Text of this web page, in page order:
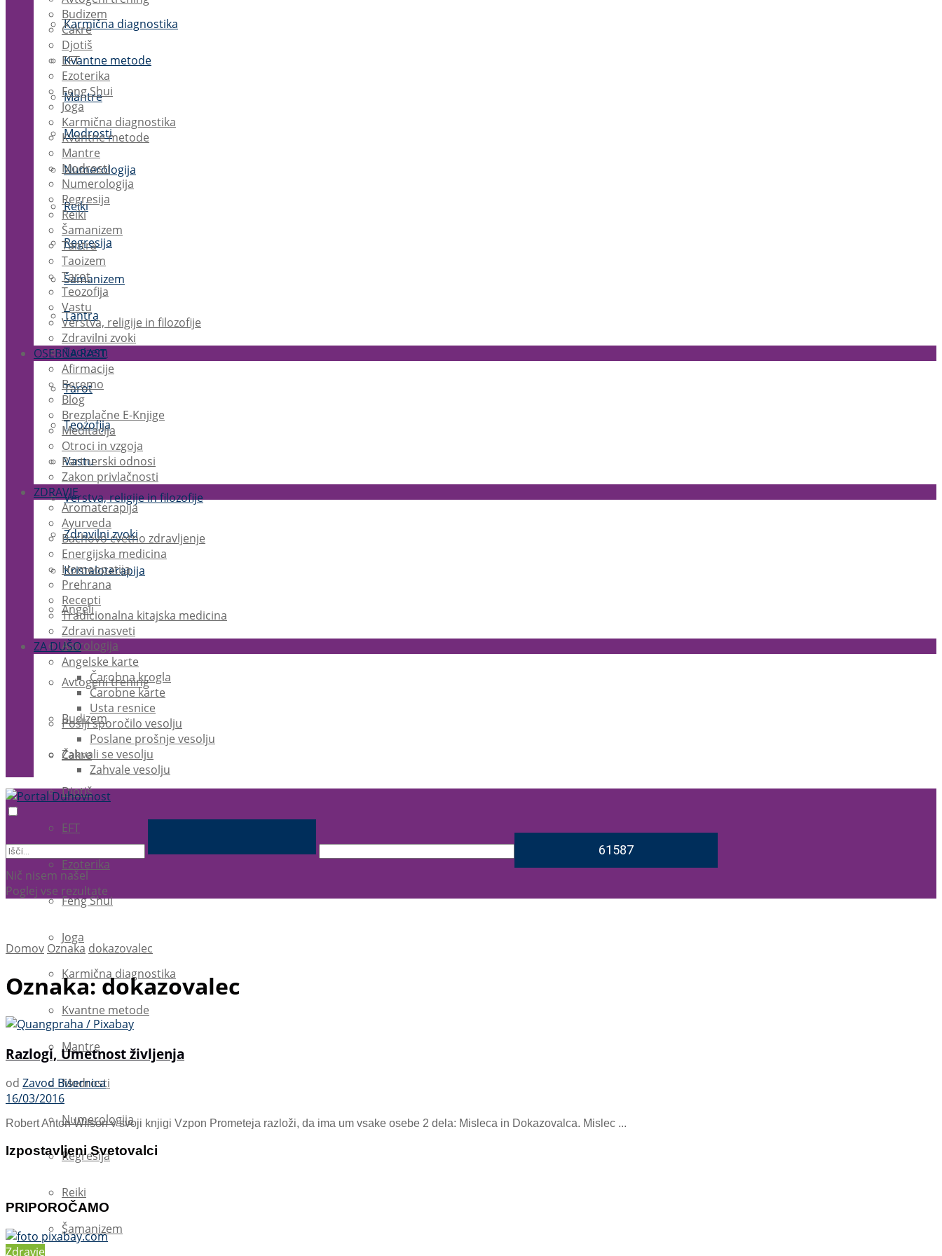
Karmična diagnostika
Kvantne metode
Mantre
Modrosti
Numerologija
Reiki
Regresija
Šamanizem
Tantra
Taoizem
Tarot
Teozofija
Vastu
Verstva, religije in filozofije
Zdravilni zvoki
Kristaloterapija
Angeli
Astrologija
Avtogeni trening
Budizem
Čakre
Djotiš
EFT
Ezoterika
Feng Shui
Joga
Karmična diagnostika
Kvantne metode
Mantre
Modrosti
Numerologija
Regresija
Reiki
Šamanizem
Budizem
Čakre
Djotiš
EFT
Ezoterika
Feng Shui
Joga
Karmična diagnostika
Kvantne metode
Mantre
Modrosti
Numerologija
Regresija
Reiki
Šamanizem
Tantra
Taoizem
Tarot
Teozofija
Vastu
Verstva, religije in filozofije
Zdravilni zvoki
OSEBNA RAST
Afirmacije
Beremo
Blog
Brezplačne E-Knjige
Meditacija
Otroci in vzgoja
Partnerski odnosi
Zakon privlačnosti
ZDRAVJE
Aromaterapija
Ayurveda
Bachovo cvetno zdravljenje
Energijska medicina
Homeopatija
Prehrana
Recepti
Tradicionalna kitajska medicina
Zdravi nasveti
ZA DUŠO
Angelske karte
Čarobna krogla
Čarobne karte
Usta resnice
Pošlji sporočilo vesolju
Poslane prošnje vesolju
Zahvali se vesolju
Zahvale vesolju
Nič nisem našel
Poglej vse rezultate
Domov Oznaka dokazovalec
Oznaka:dokazovalec
Razlogi, Umetnost življenja
od Zavod Bisernica
16/03/2016
Robert Anton Wilson v svoji knjigi Vzpon Prometeja razloži, da ima um vsake osebe 2 dela: Misleca in Dokazovalca. Mislec ...
Izpostavljeni Svetovalci
PRIPOROČAMO
Zdravje